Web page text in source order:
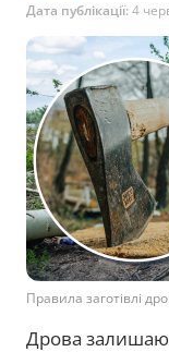
Дата публікації:4
Правила заготівлі
Дрова